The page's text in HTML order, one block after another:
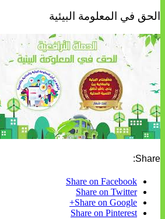
الحق في المعلومة البيئية
Share:
Share on Facebook
Share on Twitter
Share on Google+
Share on Pinterest